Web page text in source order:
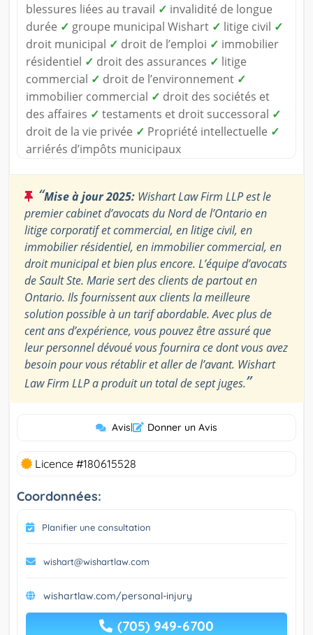
blessures liées au travail ✓ invalidité de longue
durée ✓ groupe municipal Wishart ✓ litige civil ✓
droit municipal ✓ droit de l’emploi ✓ immobilier
résidentiel ✓ droit des assurances ✓ litige
commercial ✓ droit de l’environnement ✓
immobilier commercial ✓ droit des sociétés et
des affaires ✓ testaments et droit successoral ✓
droit de la vie privée ✓ Propriété intellectuelle ✓
arriérés d’impôts municipaux
“Mise à jour 2025: Wishart Law Firm LLP est le
premier cabinet d’avocats du Nord de l’Ontario en
litige corporatif et commercial, en litige civil, en
immobilier résidentiel, en immobilier commercial, en
droit municipal et bien plus encore. L’équipe d’avocats
de Sault Ste. Marie sert des clients de partout en
Ontario. Ils fournissent aux clients la meilleure
solution possible à un tarif abordable. Avec plus de
cent ans d’expérience, vous pouvez être assuré que
leur personnel dévoué vous fournira ce dont vous avez
besoin pour vous rétablir et aller de l’avant. Wishart
Law Firm LLP a produit un total de sept juges.”
Avis| Donner un Avis
Licence #180615528
Coordonnées:
Planifier une consultation
wishart@wishartlaw.com
wishartlaw.com/personal-injury
(705) 949-6700